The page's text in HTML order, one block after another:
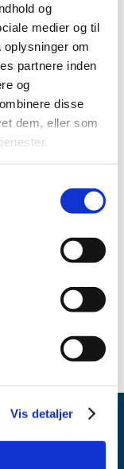
og
medier og til
om
partnere inden
og
disse
dem, eller som
Vis detaljer